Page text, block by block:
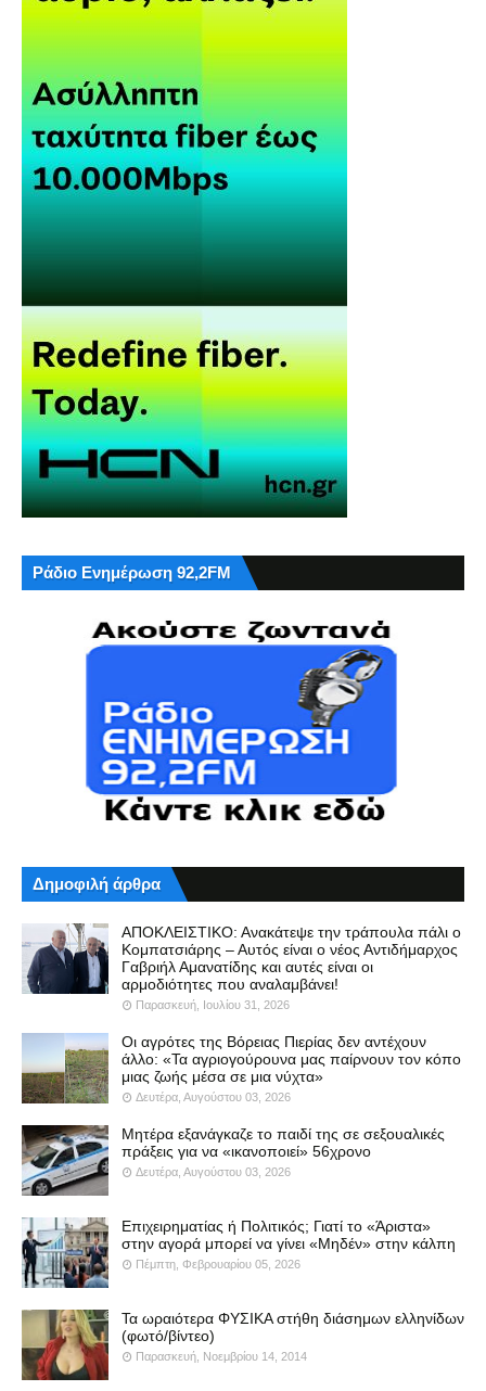
Ράδιο Ενημέρωση 92,2FM
Δημοφιλή άρθρα
ΑΠΟΚΛΕΙΣΤΙΚΟ: Ανακάτεψε την τράπουλα πάλι ο
Κομπατσιάρης – Αυτός είναι ο νέος Αντιδήμαρχος
Γαβριήλ Αμανατίδης και αυτές είναι οι
αρμοδιότητες που αναλαμβάνει!
Παρασκευή, Ιουλίου 31, 2026
Οι αγρότες της Βόρειας Πιερίας δεν αντέχουν
άλλο: «Τα αγριογούρουνα μας παίρνουν τον κόπο
μιας ζωής μέσα σε μια νύχτα»
Δευτέρα, Αυγούστου 03, 2026
Μητέρα εξανάγκαζε το παιδί της σε σεξουαλικές
πράξεις για να «ικανοποιεί» 56χρονο
Δευτέρα, Αυγούστου 03, 2026
Επιχειρηματίας ή Πολιτικός; Γιατί το «Άριστα»
στην αγορά μπορεί να γίνει «Μηδέν» στην κάλπη
Πέμπτη, Φεβρουαρίου 05, 2026
Τα ωραιότερα ΦΥΣΙΚΑ στήθη διάσημων ελληνίδων
(φωτό/βίντεο)
Παρασκευή, Νοεμβρίου 14, 2014